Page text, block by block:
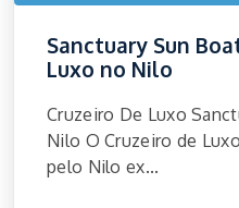
Sanctuary Sun
Luxo no Nilo
Cruzeiro De Luxo
Nilo O Cruzeiro de
pelo Nilo ex...